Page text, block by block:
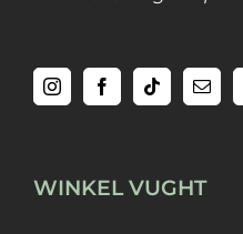
WINKEL VUGHT